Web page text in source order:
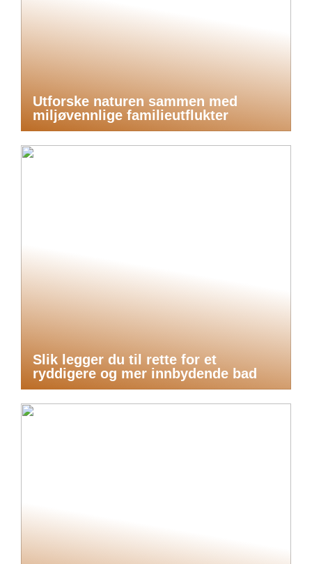
Utforske naturen sammen med
miljøvennlige familieutflukter
Slik legger du til rette for et
ryddigere og mer innbydende bad